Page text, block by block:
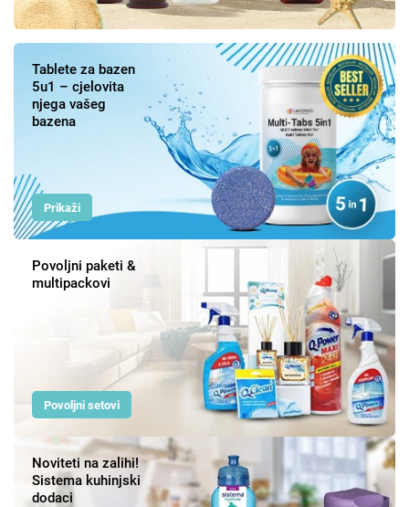
Tablete za bazen
5u1 – cjelovita
njega vašeg
bazena
Prikaži
Povoljni paketi &
multipackovi
Povoljni setovi
Noviteti na zalihi!
Sistema kuhinjski
dodaci